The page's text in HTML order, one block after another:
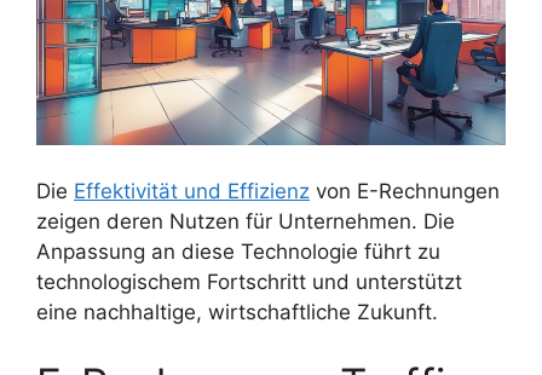
Die Effektivität und Effizienz von E-Rechnungen
zeigen deren Nutzen für Unternehmen. Die
Anpassung an diese Technologie führt zu
technologischem Fortschritt und unterstützt
eine nachhaltige, wirtschaftliche Zukunft.